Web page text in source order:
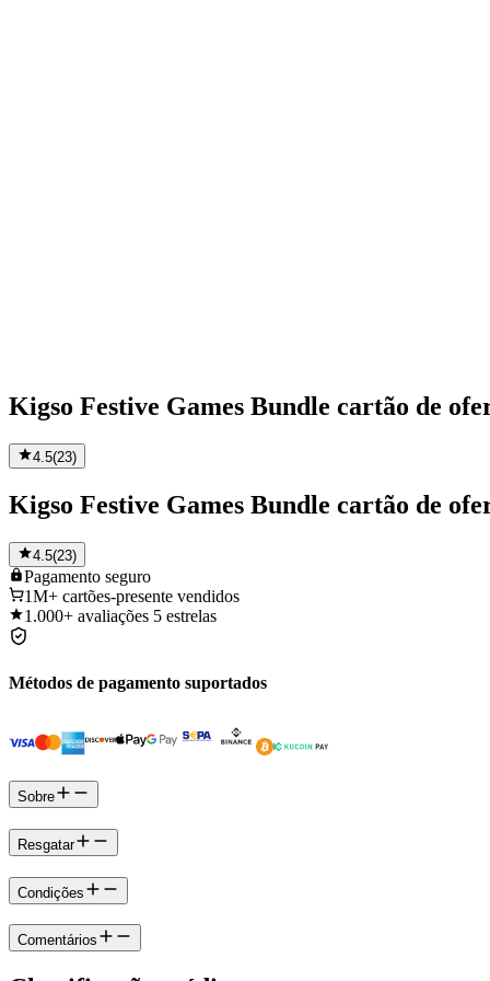
Kigso Festive Games Bundle cartão de
4.5(23)
Kigso Festive Games Bundle cartão de
4.5(23)
Pagamento seguro
1M+ cartões-presente vendidos
1.000+ avaliações 5 estrelas
Métodos de pagamento suportados
Sobre
Resgatar
Condições
Comentários